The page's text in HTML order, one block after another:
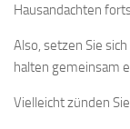
Hausandachten
Also, setzen Sie
halten gemeinsam
Vielleicht zünden